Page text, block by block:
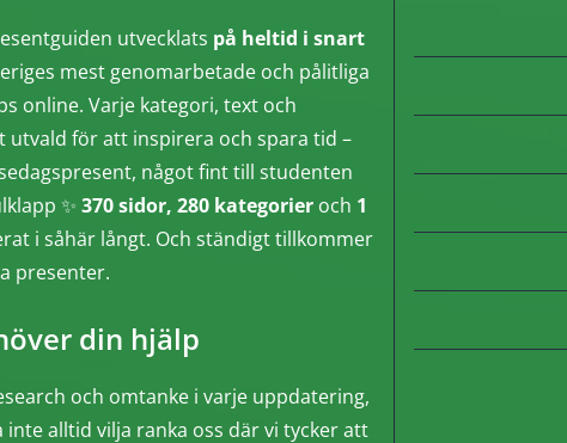
utvecklats på heltid i snart
mest genomarbetade och pålitliga
online. Varje kategori, text och
för att inspirera och spara tid –
något fint till studenten
✨ 370 sidor, 280 kategorieroch 1
i såhär långt. Och ständigt tillkommer
presenter.
din hjälp
och omtanke i varje uppdatering,
alltid vilja ranka oss där vi tycker att